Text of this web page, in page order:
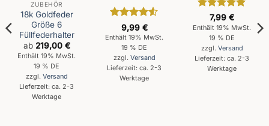
ZUBEHÖR
18k Goldfeder
Größe 6
Füllfederhalter
ab 219,00 €
Enthält 19% MwSt.
19 % DE
zzgl. Versand
Lieferzeit: ca. 2-3
Werktage
Bewertet
mit4.5
von 5
9,99 €
Enthält 19% MwSt.
19 % DE
zzgl. Versand
Lieferzeit: ca. 2-3
Werktage
Bewertet
mit5von
7,99€
Enthält 19% MwSt.
19 % DE
zzgl. Versand
Lieferzeit: ca. 2-3
Werktage